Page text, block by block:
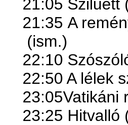
21:05 Sziluett
21:35 A
(ism.)
22:10
22:50 A lélek
23:05Vatikáni
23:25 Hitvalló